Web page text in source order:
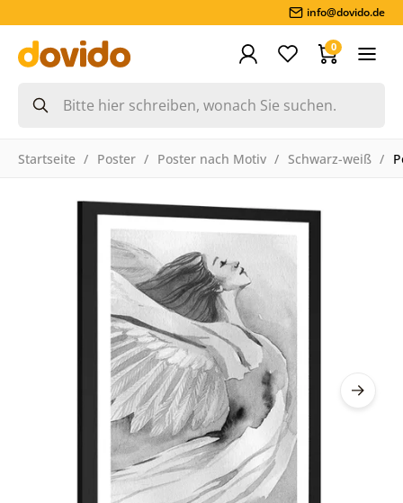
info@dovido.de
0
Startseite Poster Poster nach Motiv Schwarz-weiß